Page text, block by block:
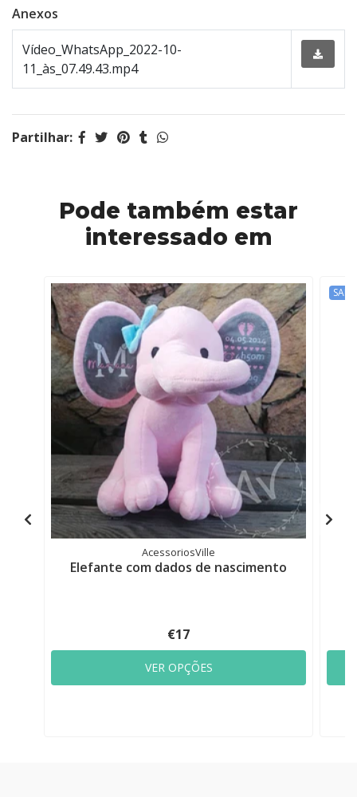
Anexos
Vídeo_WhatsApp_2022-10-
11_às_07.49.43.mp4
Partilhar:
Pode também estar
interessado em
AcessoriosVille
Elefante com dados de nascimento
€17
VER OPÇÕES